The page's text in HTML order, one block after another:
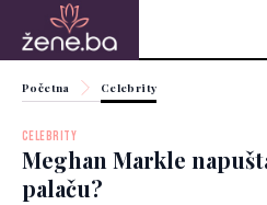
Početna Celebrity
CELEBRITY
Meghan Markle
palaču?